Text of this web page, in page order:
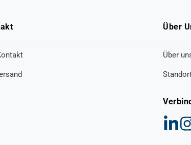
Über
Über